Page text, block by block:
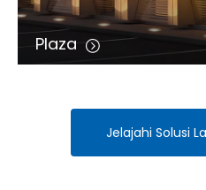
Plaza
Jelajahi Solusi